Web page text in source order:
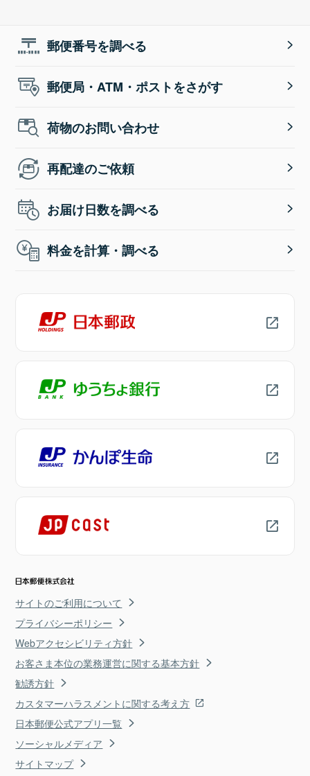
郵便番号を調べる
郵便局・ATM・ポストをさがす
荷物のお問い合わせ
再配達のご依頼
お届け日数を調べる
料金を計算・調べる
サイトのご利用について
プライバシーポリシー
Webアクセシビリティ方針
お客さま本位の業務運営に関する基本方針
勧誘方針
カスタマーハラスメントに関する考え方
日本郵便公式アプリ一覧
ソーシャルメディア
サイトマップ